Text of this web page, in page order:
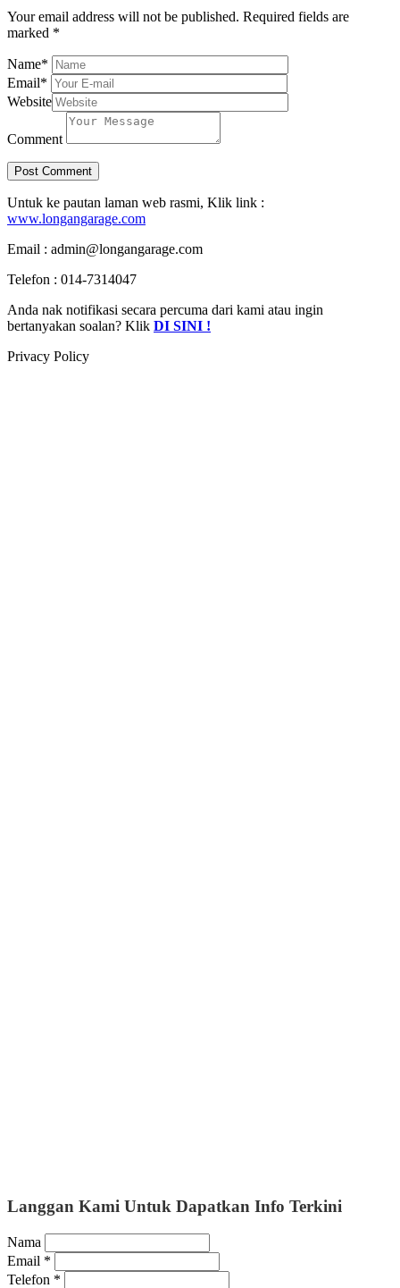
Your email address will not be published. Required fields are
marked *
Name*
Email*
Website
Comment
Untuk ke pautan laman web rasmi, Klik link :
www.longangarage.com
Email : admin@longangarage.com
Telefon : 014-7314047
Anda nak notifikasi secara percuma dari kami atau ingin
bertanyakan soalan? Klik DI SINI !
Privacy Policy
Langgan Kami Untuk Dapatkan Info Terkini
Nama
Email *
Telefon *